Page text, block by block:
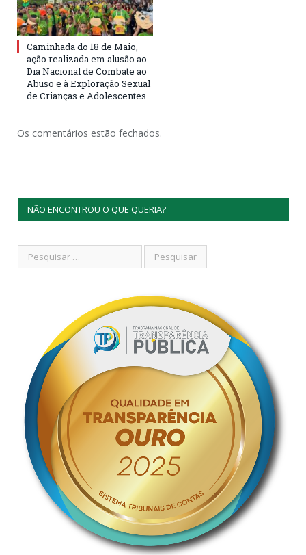
Caminhada do 18 de Maio,
ação realizada em alusão ao
Dia Nacional de Combate ao
Abuso e à Exploração Sexual
de Crianças e Adolescentes.
Os comentários estão fechados.
NÃO ENCONTROU O QUE QUERIA?